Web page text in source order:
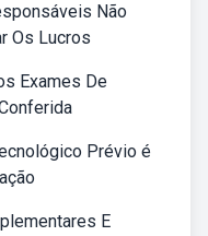
Não
Os Lucros
Exames De
Prévio é
E